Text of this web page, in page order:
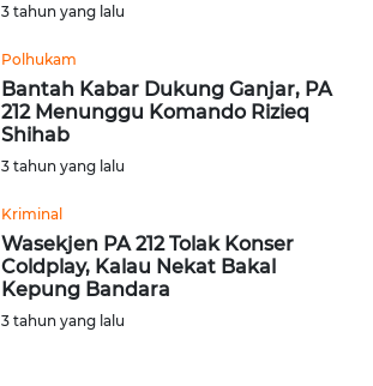
3 tahun yang lalu
Polhukam
Bantah Kabar Dukung Ganjar, PA
212 Menunggu Komando Rizieq
Shihab
3 tahun yang lalu
Kriminal
Wasekjen PA 212 Tolak Konser
Coldplay, Kalau Nekat Bakal
Kepung Bandara
3 tahun yang lalu